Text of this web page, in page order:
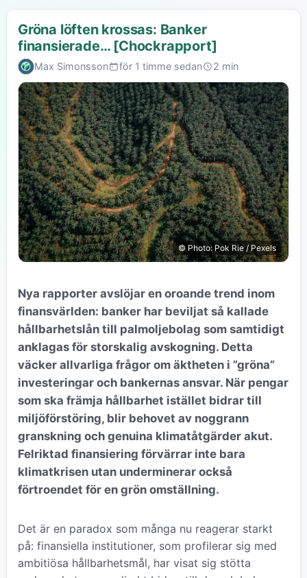
Gröna löften krossas: Banker
finansierade… [Chockrapport]
Max Simonsson för 1 timme sedan 2 min
© Photo: Pok Rie / Pexels
Nya rapporter avslöjar en oroande trend inom
finansvärlden: banker har beviljat så kallade
hållbarhetslån till palmoljebolag som samtidigt
anklagas för storskalig avskogning. Detta
väcker allvarliga frågor om äktheten i ”gröna”
investeringar och bankernas ansvar. När pengar
som ska främja hållbarhet istället bidrar till
miljöförstöring, blir behovet av noggrann
granskning och genuina klimatåtgärder akut.
Felriktad finansiering förvärrar inte bara
klimatkrisen utan underminerar också
förtroendet för en grön omställning.
Det är en paradox som många nu reagerar starkt
på: finansiella institutioner, som profilerar sig med
ambitiösa hållbarhetsmål, har visat sig stötta